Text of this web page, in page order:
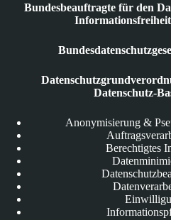
Bundesbeauftragte für den
Datenschutz-
Anonymisierung &
Berechtigtes